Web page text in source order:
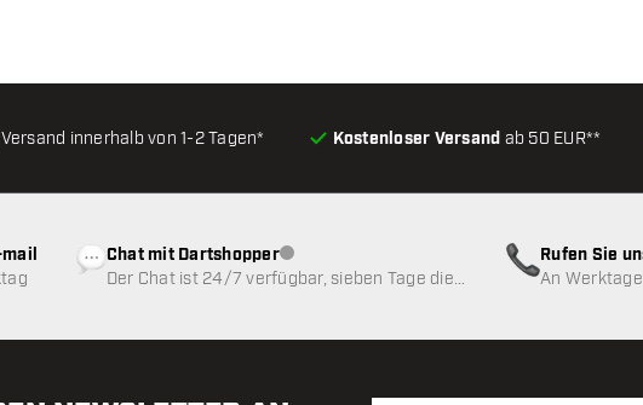
Versand innerhalb von 1-2 Tagen* Kostenloser Versand ab 50 EUR**
Chat mit DartshopperKundenservice nicht verfügbar
Der Chat ist 24/7 verfügbar, sieben Tage die
Rufen Sie
An